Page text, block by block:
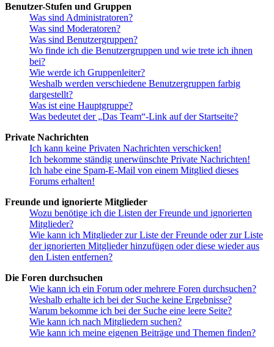
Benutzer-Stufen und Gruppen
Was sind Administratoren?
Was sind Moderatoren?
Was sind Benutzergruppen?
Wo finde ich die Benutzergruppen und wie trete ich ihnen
bei?
Wie werde ich Gruppenleiter?
Weshalb werden verschiedene Benutzergruppen farbig
dargestellt?
Was ist eine Hauptgruppe?
Was bedeutet der „Das Team“-Link auf der Startseite?
Private Nachrichten
Ich kann keine Privaten Nachrichten verschicken!
Ich bekomme ständig unerwünschte Private Nachrichten!
Ich habe eine Spam-E-Mail von einem Mitglied dieses
Forums erhalten!
Freunde und ignorierte Mitglieder
Wozu benötige ich die Listen der Freunde und ignorierten
Mitglieder?
Wie kann ich Mitglieder zur Liste der Freunde oder zur Liste
der ignorierten Mitglieder hinzufügen oder diese wieder aus
den Listen entfernen?
Die Foren durchsuchen
Wie kann ich ein Forum oder mehrere Foren durchsuchen?
Weshalb erhalte ich bei der Suche keine Ergebnisse?
Warum bekomme ich bei der Suche eine leere Seite?
Wie kann ich nach Mitgliedern suchen?
Wie kann ich meine eigenen Beiträge und Themen finden?